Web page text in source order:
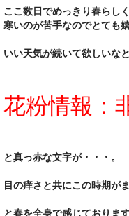
ここ数日でめっきり春らし
寒いのが苦手なのでとても
いい天気が続いて欲しいな
花粉情報：
と真っ赤な文字が・・・。
目の痒さと共にこの時期が
と春を全身で感じておりま